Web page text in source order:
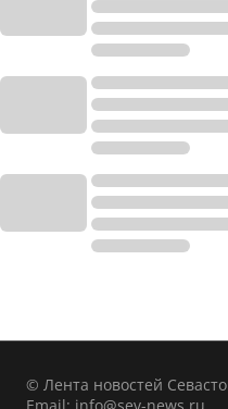
© Лента новостей